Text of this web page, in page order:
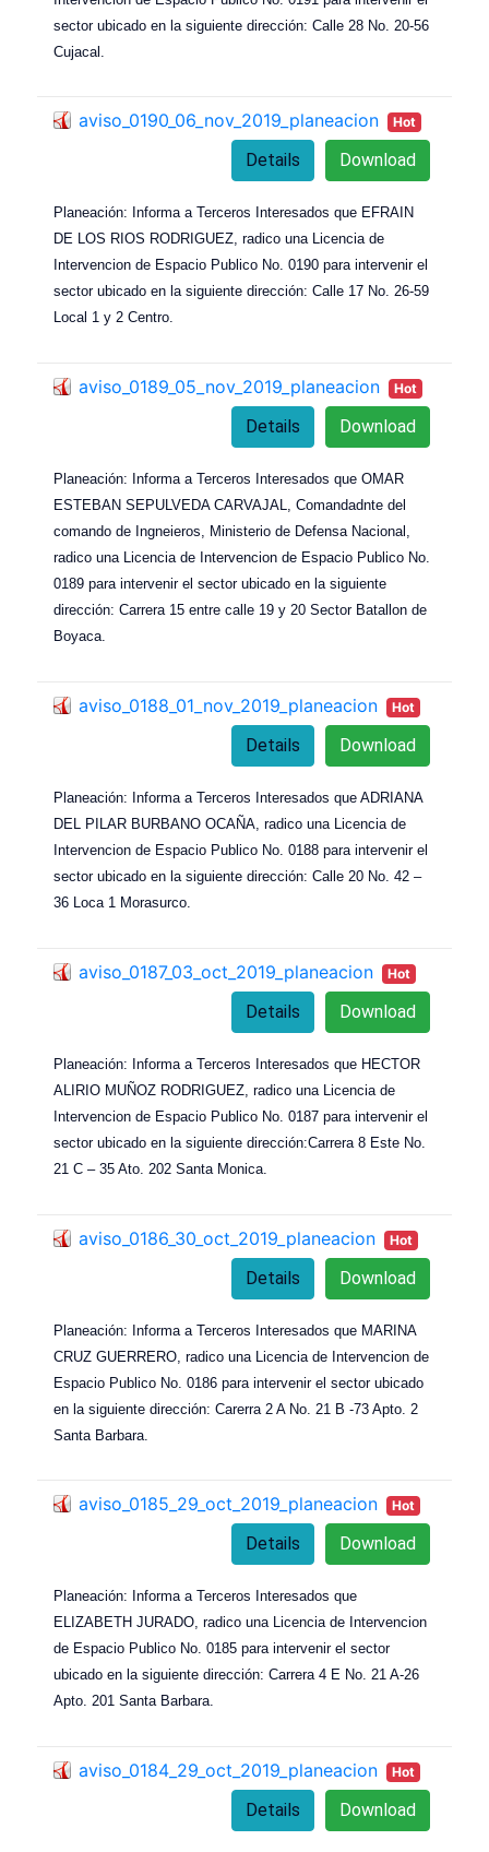
sector ubicado en la siguiente dirección: Calle 28 No. 20-56
Cujacal.
aviso_0190_06_nov_2019_planeacion Hot
Download
Details
Planeación: Informa a Terceros Interesados que EFRAIN
DE LOS RIOS RODRIGUEZ, radico una Licencia de
Intervencion de Espacio Publico No. 0190 para intervenir el
sector ubicado en la siguiente dirección: Calle 17 No. 26-59
Local 1 y 2 Centro.
aviso_0189_05_nov_2019_planeacion Hot
Download
Details
Planeación: Informa a Terceros Interesados que OMAR
ESTEBAN SEPULVEDA CARVAJAL, Comandadnte del
comando de Ingneieros, Ministerio de Defensa Nacional,
radico una Licencia de Intervencion de Espacio Publico No.
0189 para intervenir el sector ubicado en la siguiente
dirección: Carrera 15 entre calle 19 y 20 Sector Batallon de
Boyaca.
aviso_0188_01_nov_2019_planeacion Hot
Download
Details
Planeación: Informa a Terceros Interesados que ADRIANA
DEL PILAR BURBANO OCAÑA, radico una Licencia de
Intervencion de Espacio Publico No. 0188 para intervenir el
sector ubicado en la siguiente dirección: Calle 20 No. 42 –
36 Loca 1 Morasurco.
aviso_0187_03_oct_2019_planeacion Hot
Download
Details
Planeación: Informa a Terceros Interesados que HECTOR
ALIRIO MUÑOZ RODRIGUEZ, radico una Licencia de
Intervencion de Espacio Publico No. 0187 para intervenir el
sector ubicado en la siguiente dirección:Carrera 8 Este No.
21 C – 35 Ato. 202 Santa Monica.
aviso_0186_30_oct_2019_planeacion Hot
Download
Details
Planeación: Informa a Terceros Interesados que MARINA
CRUZ GUERRERO, radico una Licencia de Intervencion de
Espacio Publico No. 0186 para intervenir el sector ubicado
en la siguiente dirección: Carerra 2 A No. 21 B -73 Apto. 2
Santa Barbara.
aviso_0185_29_oct_2019_planeacion Hot
Download
Details
Planeación: Informa a Terceros Interesados que
ELIZABETH JURADO, radico una Licencia de Intervencion
de Espacio Publico No. 0185 para intervenir el sector
ubicado en la siguiente dirección: Carrera 4 E No. 21 A-26
Apto. 201 Santa Barbara.
aviso_0184_29_oct_2019_planeacion Hot
Download
Details